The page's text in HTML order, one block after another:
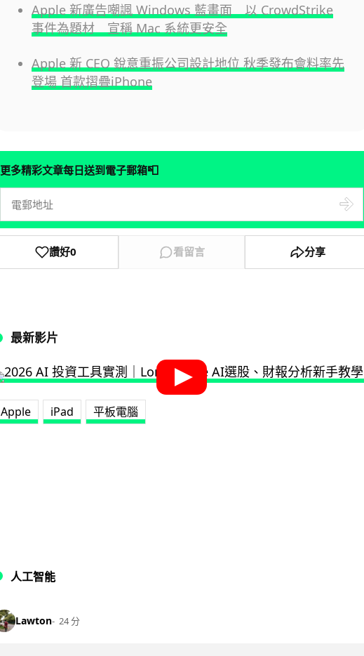
Apple 新廣告嘲諷 Windows 藍畫面 以 CrowdStrike
事件為題材 宣稱 Mac 系統更安全
Apple 新 CEO 銳意重振公司設計地位 秋季發布會料率先
登場 首款摺疊iPhone
更多精彩文章每日送到電子郵箱📮
讚好0 看留言 分享
最新影片
Apple iPad 平板電腦
人工智能
Lawton 24 分